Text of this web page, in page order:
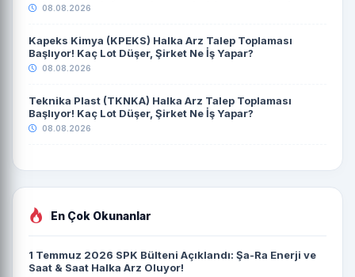
08.08.2026
Kapeks Kimya (KPEKS) Halka Arz Talep Toplaması
Başlıyor! Kaç Lot Düşer, Şirket Ne İş Yapar?
08.08.2026
Teknika Plast (TKNKA) Halka Arz Talep Toplaması
Başlıyor! Kaç Lot Düşer, Şirket Ne İş Yapar?
08.08.2026
En Çok Okunanlar
1 Temmuz 2026 SPK Bülteni Açıklandı: Şa-Ra Enerji ve
Saat & Saat Halka Arz Oluyor!